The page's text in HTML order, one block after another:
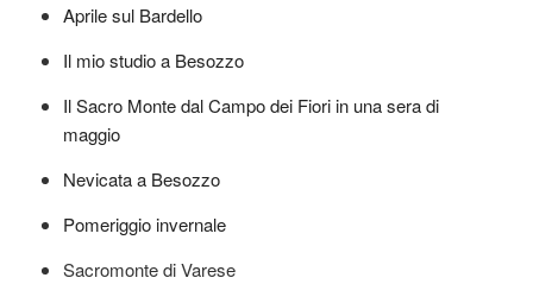
Aprile sul Bardello
Il mio studio a Besozzo
Il Sacro Monte dal Campo dei Fiori in una sera di
maggio
Nevicata a Besozzo
Pomeriggio invernale
Sacromonte di Varese